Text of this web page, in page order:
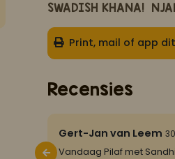
SWADISH KHANA!
Print, mail of app
Recensies
Gert-Jan van Leem
Vandaag Pilaf met